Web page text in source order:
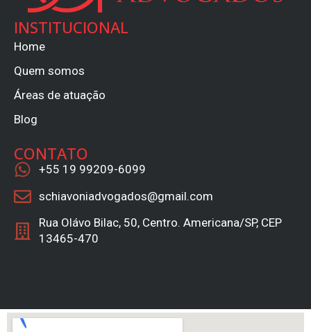
INSTITUCIONAL
Home
Quem somos
Áreas de atuação
Blog
CONTATO
+55 19 99209-6099
schiavoniadvogados@gmail.com
Rua Olávo Bilac, 50, Centro. Americana/SP, CEP
13465-470